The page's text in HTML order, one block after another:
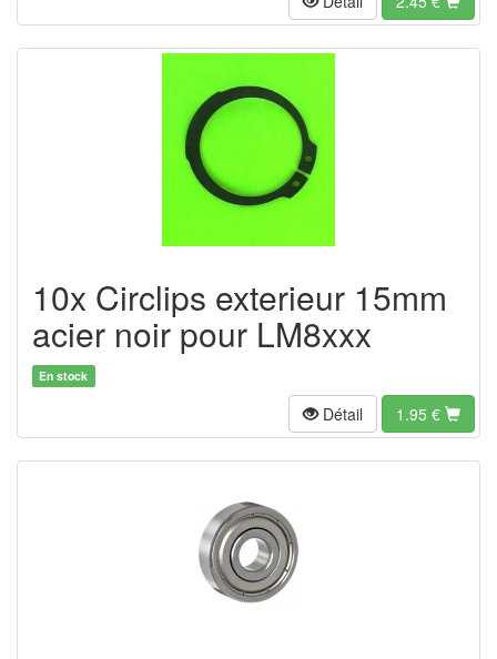
10x Circlips exterieur 15mm
acier noir pour LM8xxx
En stock
Détail 1.95 €